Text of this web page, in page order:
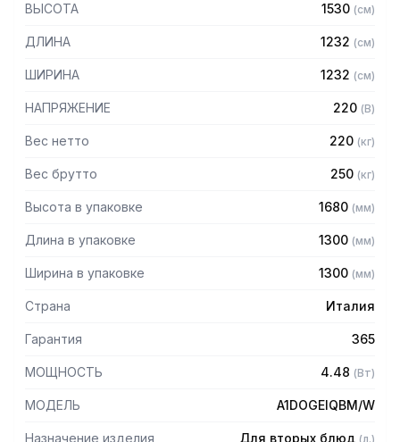
— Диапазон температур: +30…+80 C
— Корпус из дерева
— Столешница из высококачественного кварцевого
агломерата
— Закаленное стекло
— Шарнирные колесики
прикосновением
ВЫСОТА 1530 (см)
ДЛИНА 1232 (см)
ШИРИНА 1232 (см)
НАПРЯЖЕНИЕ 220 (В)
Вес нетто 220 (кг)
Вес брутто 250 (кг)
Высота в упаковке 1680 (мм)
Длина в упаковке 1300 (мм)
Ширина в упаковке 1300 (мм)
Страна Италия
Гарантия 365
МОЩНОСТЬ 4.48 (Вт)
МОДЕЛЬ A1DOGEIQBM/W
Назначение изделия Для вторых блюд (л.)